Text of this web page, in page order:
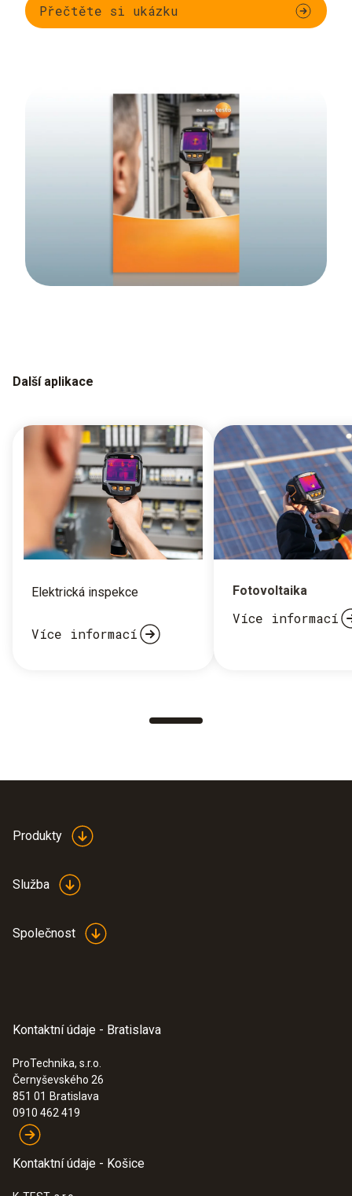
Přečtěte si ukázku
Další aplikace
Elektrická inspekce
Více informací
Fotovoltaika
Více informací
Produkty
Služba
Společnost
Kontaktní údaje - Bratislava
ProTechnika, s.r.o.
Černyševského 26
851 01 Bratislava
0910 462 419
Kontaktní údaje - Košice